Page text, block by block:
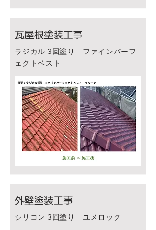
瓦屋根塗装工事
ラジカル 3回塗り ファインパーフ
ェクトベスト
外壁塗装工事
シリコン 3回塗り ユメロック